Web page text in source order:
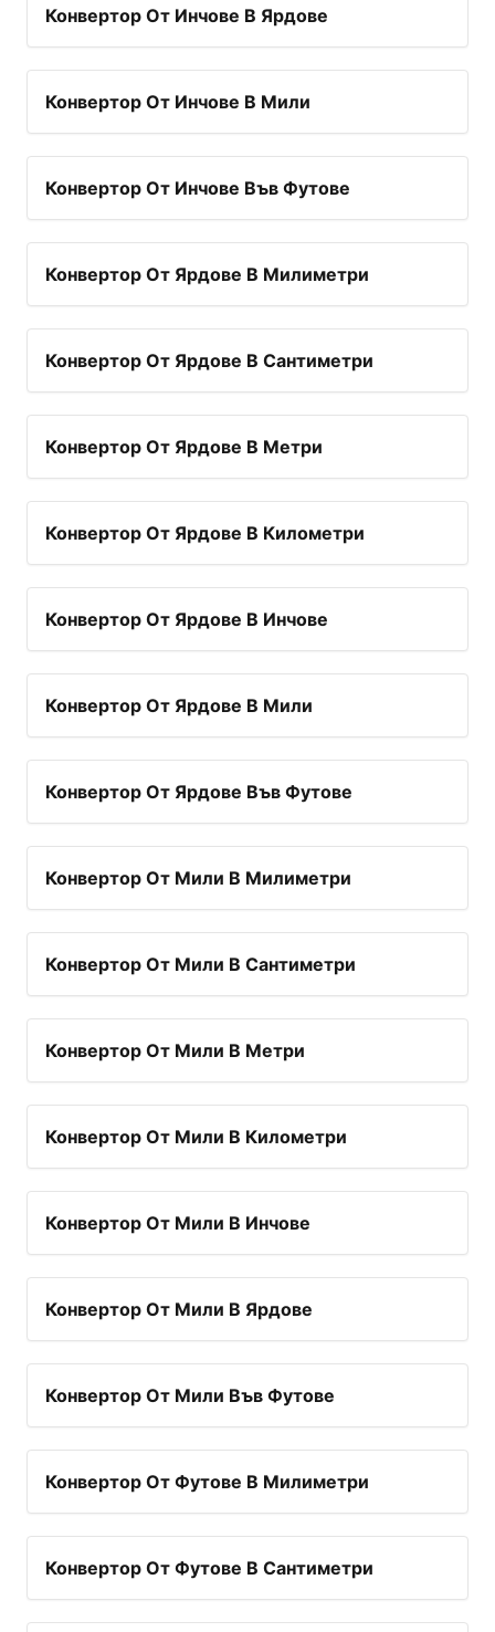
Конвертор От Инчове В Ярдове
Конвертор От Инчове В Мили
Конвертор От Инчове Във Футове
Конвертор От Ярдове В Милиметри
Конвертор От Ярдове В Сантиметри
Конвертор От Ярдове В Метри
Конвертор От Ярдове В Километри
Конвертор От Ярдове В Инчове
Конвертор От Ярдове В Мили
Конвертор От Ярдове Във Футове
Конвертор От Мили В Милиметри
Конвертор От Мили В Сантиметри
Конвертор От Мили В Метри
Конвертор От Мили В Километри
Конвертор От Мили В Инчове
Конвертор От Мили В Ярдове
Конвертор От Мили Във Футове
Конвертор От Футове В Милиметри
Конвертор От Футове В Сантиметри